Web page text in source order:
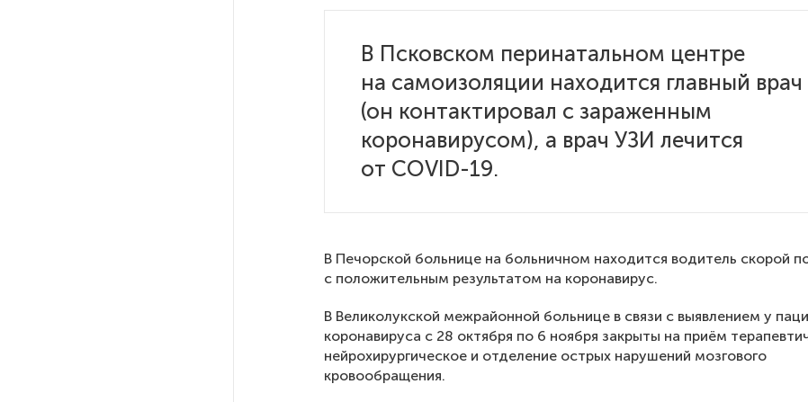
В Псковском перинатальном центре
на самоизоляции находится главный врач
(он контактировал с зараженным
коронавирусом), а врач УЗИ лечится
от COVID-19.
В Печорской больнице на больничном находится водитель скорой
с положительным результатом на коронавирус.
В Великолукской межрайонной больнице в связи с выявлением у
коронавируса с 28 октября по 6 ноября закрыты на приём
нейрохирургическое и отделение острых нарушений мозгового
кровообращения.